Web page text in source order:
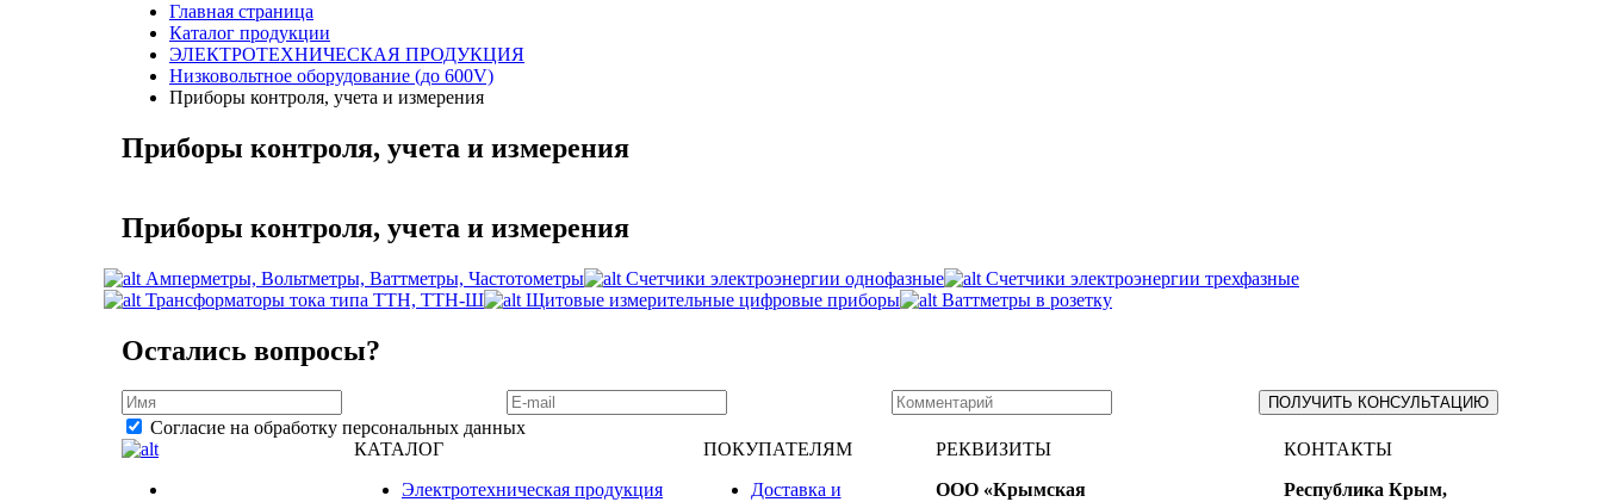
Главная страница
Каталог продукции
ЭЛЕКТРОТЕХНИЧЕСКАЯ ПРОДУКЦИЯ
Низковольтное оборудование (до 600V)
Приборы контроля, учета и измерения
Приборы контроля, учета и измерения
Приборы контроля, учета и измерения
Амперметры, Вольтметры, Ваттметры, Частотометры Счетчики электроэнергии однофазные
Счетчики электроэнергии трехфазные
Трансформаторы тока типа ТТН, ТТН-Ш
Щитовые измерительные цифровые приборы Ваттметры в розетку
Остались вопросы?
ПОЛУЧИТЬ КОНСУЛЬТАЦИЮ
Согласие на обработку персональных данных
КАТАЛОГ
Электротехническая продукция
ПОКУПАТЕЛЯМ
Доставка и
РЕКВИЗИТЫ
ООО «Крымская
КОНТАКТЫ
Республика Крым,